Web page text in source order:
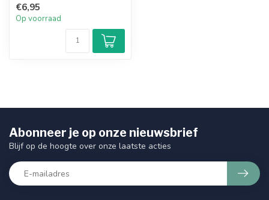
€6,95
Op voorraad
Abonneer je op onze nieuwsbrief
Blijf op de hoogte over onze laatste acties